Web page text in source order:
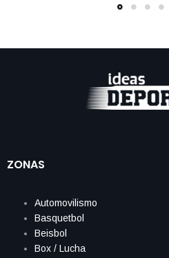
ZONAS
Automovilismo
Basquetbol
Beisbol
Box / Lucha